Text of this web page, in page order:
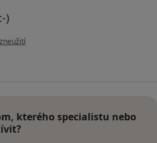
)
uživatele Karolína
kterého specialistu nebo